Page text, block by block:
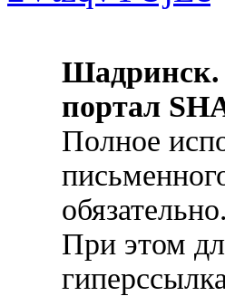
Шадринск.
портал
Полное
обязательно.
При этом